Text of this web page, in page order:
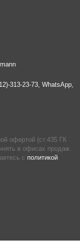
313-23-73, WhatsApp,
офертой (ст.435 ГК
в офисах продаж.
с политикой